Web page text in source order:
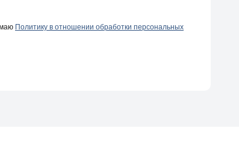
Политику в отношении обработки персональных